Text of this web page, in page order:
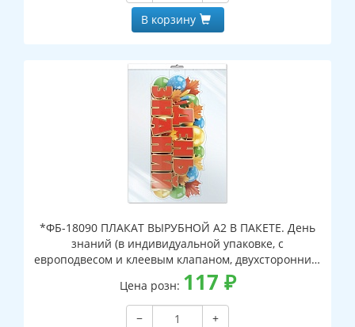
В корзину
*ФБ-18090 ПЛАКАТ ВЫРУБНОЙ А2 В ПАКЕТЕ. День
знаний (в индивидуальной упаковке, с
европодвесом и клеевым клапаном, двухсторонний,
ВД-лак)
Цена розн: 117 ₽
−
+